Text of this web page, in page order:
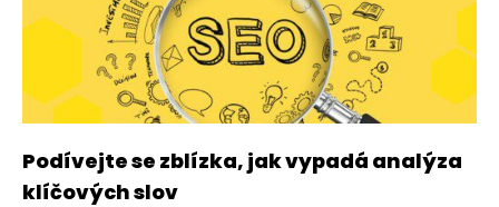
Podívejte se zblízka, jak vypadá analýza
klíčových slov